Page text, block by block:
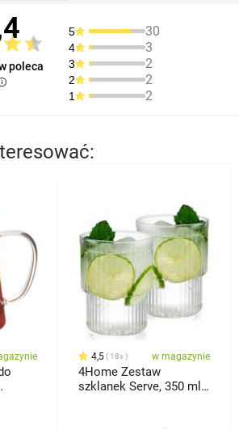
poleca
5 30
4 3
3 2
2 2
1 2
4,5 18x w magazynie
4Home Zestaw
szklanek Serve, 350 ml,